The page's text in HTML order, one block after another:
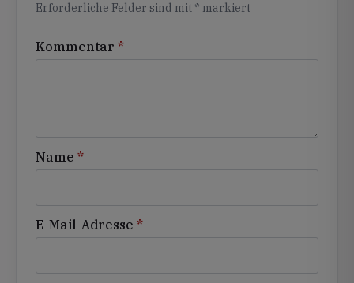
Erforderliche Felder sind mit * markiert
Kommentar *
Name *
E-Mail-Adresse *